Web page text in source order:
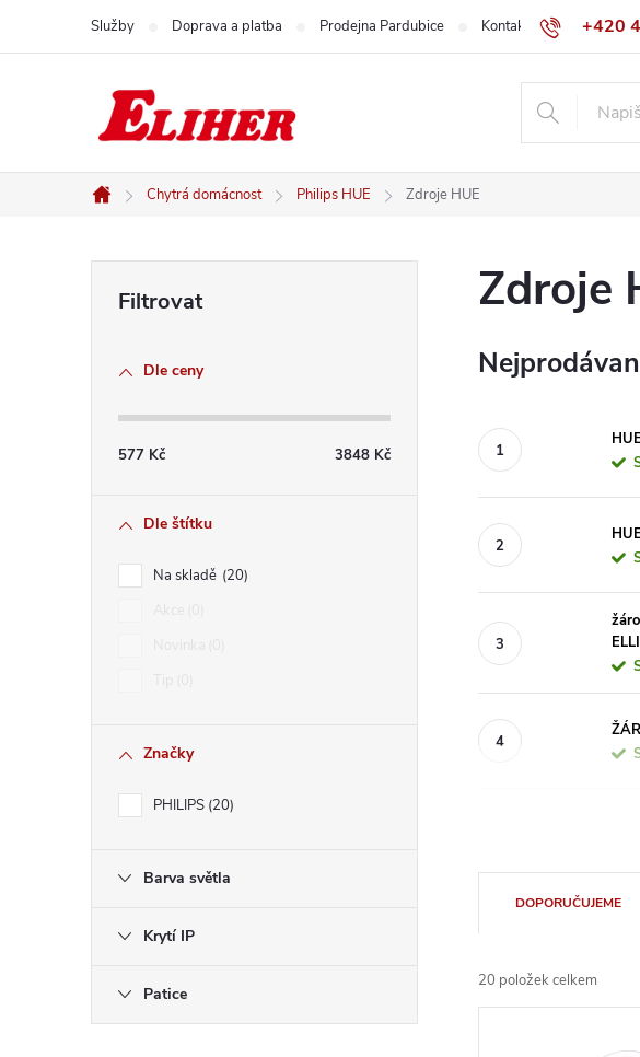
+420
Služby Doprava a platba Prodejna Pardubice Kontakt Obchodní
Domů
Chytrá domácnost Philips HUE Zdroje HUE
Dle ceny
577 Kč 3848 Kč
Dle štítku
Na skladě 20
Značky
PHILIPS 20
Barva světla
Krytí IP
Patice
Zdroje
a
z
DOPORUČUJEME
20 položek celkem